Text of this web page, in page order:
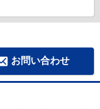
お問い合わせ